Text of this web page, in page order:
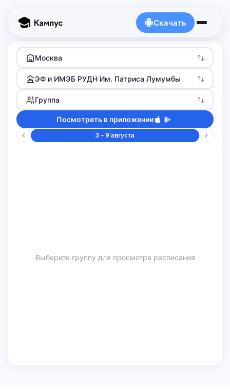
Скачать
Москва
ЭФ и ИМЭБ РУДН Им. Патриса Лумумбы
Группа
Посмотреть в приложении
3 – 9 августа
Выберите группу для просмотра расписания